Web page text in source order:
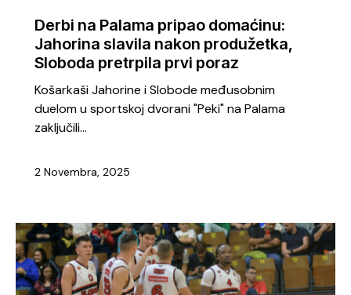
Derbi na Palama pripao domaćinu:
Jahorina slavila nakon produžetka,
Sloboda pretrpila prvi poraz
Košarkaši Jahorine i Slobode međusobnim
duelom u sportskoj dvorani "Peki" na Palama
zaključili…
2 Novembra, 2025